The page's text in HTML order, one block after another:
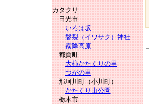
カタクリ
日光市
いろは坂
磐裂（イワサク）神社
霧降高原
都賀町
大柿かたくりの里
つがの里
那珂川町（小川町）
かたくり山公園
栃木市